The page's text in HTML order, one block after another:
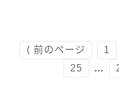
⟨ 前のページ 1
25
…